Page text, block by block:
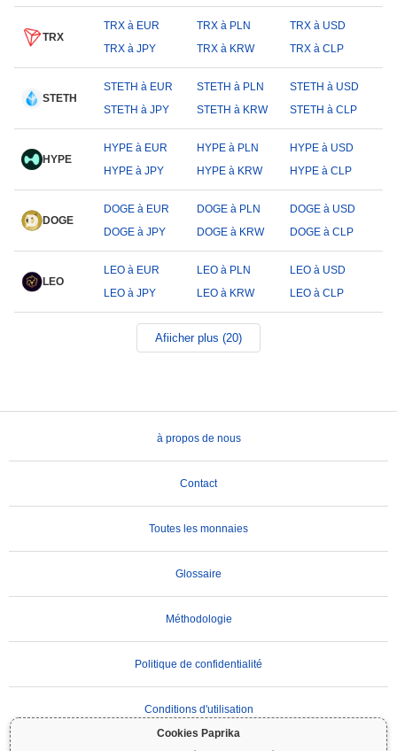
Cookies Paprika
TRX
TRX à EUR TRX à PLN
TRX à USD
TRX à JPY
TRX à KRW TRX à CLP
STETH
STETH à EUR STETH à PLN
STETH à USD
STETH à JPY
STETH à KRW STETH à CLP
HYPE
HYPE à EUR HYPE à PLN
HYPE à USD
HYPE à JPY
HYPE à KRW HYPE à CLP
DOGE
DOGE à EUR DOGE à PLN
DOGE à USD
DOGE à JPY
DOGE à KRW DOGE à CLP
LEO
LEO à EUR LEO à PLN
LEO à USD
LEO à JPY
LEO à KRW LEO à CLP
Afiicher plus (20)
à propos de nous
Contact
Toutes les monnaies
Glossaire
Méthodologie
Politique de confidentialité
Conditions d'utilisation